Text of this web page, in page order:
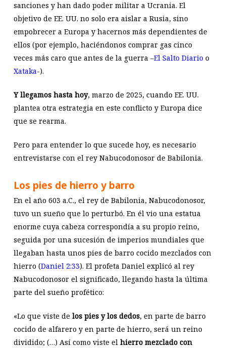
sanciones y han dado poder militar a Ucrania. El
objetivo de EE. UU. no solo era aislar a Rusia, sino
empobrecer a Europa y hacernos más dependientes de
ellos (por ejemplo, haciéndonos comprar gas cinco
veces más caro que antes de la guerra –El Salto Diario o
Xataka-).
Y llegamos hasta hoy, marzo de 2025, cuando EE. UU.
plantea otra estrategia en este conflicto y Europa dice
que se rearma.
Pero para entender lo que sucede hoy, es necesario
entrevistarse con el rey Nabucodonosor de Babilonia.
Los pies de hierro y barro
En el año 603 a.C., el rey de Babilonia, Nabucodonosor,
tuvo un sueño que lo perturbó. En él vio una estatua
enorme cuya cabeza correspondía a su propio reino,
seguida por una sucesión de imperios mundiales que
llegaban hasta unos pies de barro cocido mezclados con
hierro (Daniel 2:33). El profeta Daniel explicó al rey
Nabucodonosor el significado, llegando hasta la última
parte del sueño profético:
«Lo que viste de los pies y los dedos, en parte de barro
cocido de alfarero y en parte de hierro, será un reino
dividido; (…) Así como viste el hierro mezclado con